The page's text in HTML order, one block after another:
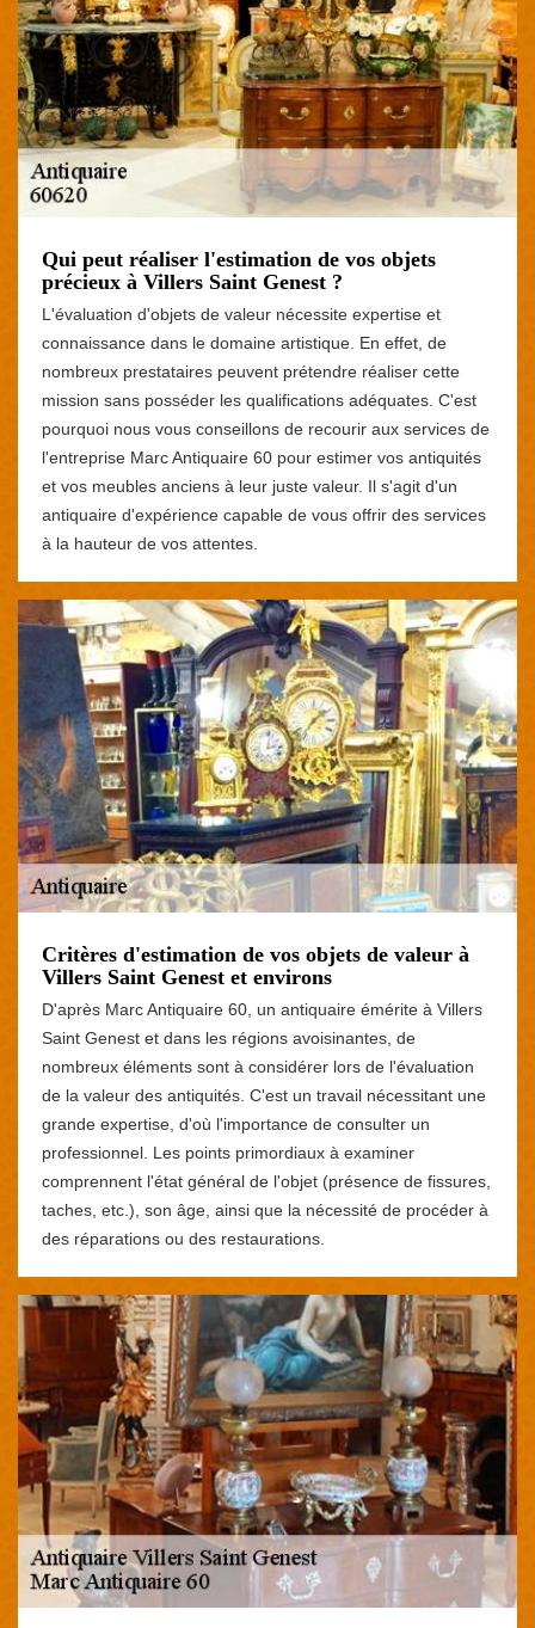
Qui peut réaliser l'estimation de vos objets
précieux à Villers Saint Genest ?
L'évaluation d'objets de valeur nécessite expertise et
connaissance dans le domaine artistique. En effet, de
nombreux prestataires peuvent prétendre réaliser cette
mission sans posséder les qualifications adéquates. C'est
pourquoi nous vous conseillons de recourir aux services de
l'entreprise Marc Antiquaire 60 pour estimer vos antiquités
et vos meubles anciens à leur juste valeur. Il s'agit d'un
antiquaire d'expérience capable de vous offrir des services
à la hauteur de vos attentes.
Critères d'estimation de vos objets de valeur à
Villers Saint Genest et environs
D'après Marc Antiquaire 60, un antiquaire émérite à Villers
Saint Genest et dans les régions avoisinantes, de
nombreux éléments sont à considérer lors de l'évaluation
de la valeur des antiquités. C'est un travail nécessitant une
grande expertise, d'où l'importance de consulter un
professionnel. Les points primordiaux à examiner
comprennent l'état général de l'objet (présence de fissures,
taches, etc.), son âge, ainsi que la nécessité de procéder à
des réparations ou des restaurations.